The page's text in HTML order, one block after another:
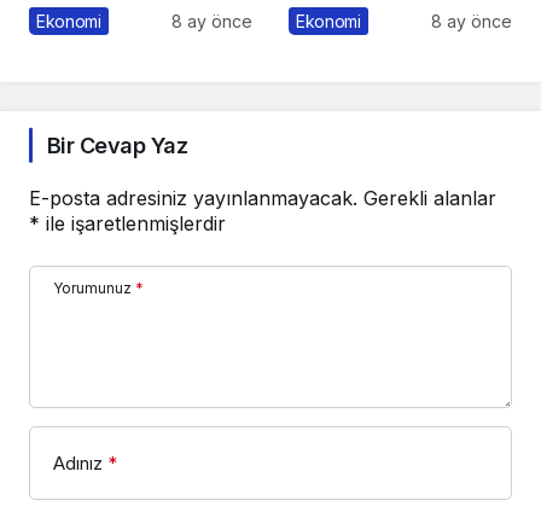
Kurumsal Sosyal
Ekonomi 8 ay önce
İlişkiler Yönetimi İçin 10
Ekonomi 8 ay önce
Bir Cevap Yaz
E-posta adresiniz yayınlanmayacak. Gerekli alanlar
* ile işaretlenmişlerdir
Yorumunuz *
Adınız *